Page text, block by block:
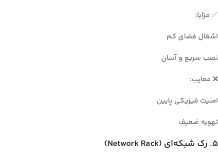
✅ مزایا:
اشغال فضای کم
نصب سریع و آسان
❌ معایب:
امنیت فیزیکی پایین
تهویه ضعیف
۵. رک شبکه‌ای (Network Rack)